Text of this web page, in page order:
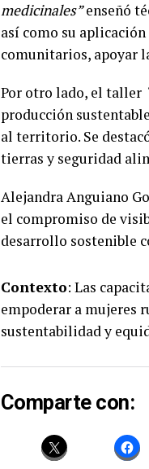
medicinales”enseñó
así como su
comunitarios, apoyar
Por otro lado, el taller
producción
al territorio. Se
tierras y seguridad
Alejandra Anguiano
el compromiso de
desarrollo sostenible
Contexto: Las
empoderar a mujeres
sustentabilidad y
Comparte con: